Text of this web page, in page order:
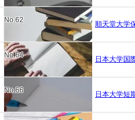
No.62
順天堂大学
No.64
日本大学国
No.66
日本大学短